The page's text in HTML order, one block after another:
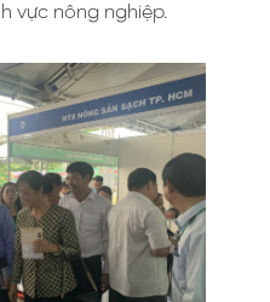
vực nông nghiệp.